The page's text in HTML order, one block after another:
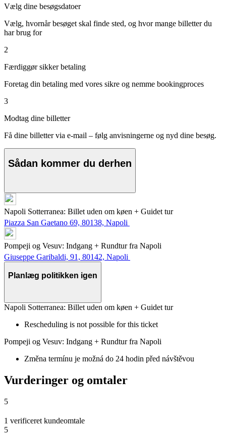
Vælg dine besøgsdatoer
Vælg, hvornår besøget skal finde sted, og hvor mange billetter du
har brug for
2
Færdiggør sikker betaling
Foretag din betaling med vores sikre og nemme bookingproces
3
Modtag dine billetter
Få dine billetter via e-mail – følg anvisningerne og nyd dine besøg.
Sådan kommer du derhen
Napoli Sotterranea: Billet uden om køen + Guidet tur
Piazza San Gaetano 69, 80138, Napoli
Pompeji og Vesuv: Indgang + Rundtur fra Napoli
Giuseppe Garibaldi, 91, 80142, Napoli
Planlæg politikken igen
Napoli Sotterranea: Billet uden om køen + Guidet tur
Rescheduling is not possible for this ticket
Pompeji og Vesuv: Indgang + Rundtur fra Napoli
Změna termínu je možná do 24 hodin před návštěvou
Vurderinger og omtaler
5
1 verificeret kundeomtale
5